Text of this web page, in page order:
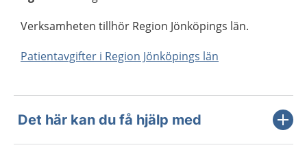
Verksamheten tillhör Region Jönköpings län.
Patientavgifter i Region Jönköpings län
Det här kan du få hjälp med